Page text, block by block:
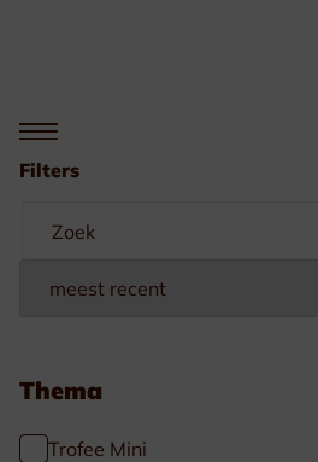
Filters
Thema
Trofee Mini